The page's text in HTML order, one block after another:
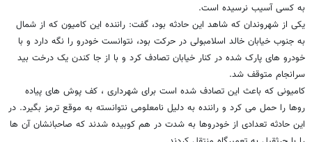
به کسی آسیب نرسیده است.
یکی از شهروندان که شاهد این حادثه بود، گفت: راننده این کامیون که از شمال
به جنوب خیابان خالد اسلامبولی در حرکت بود، نتوانست خودرو را نگه دارد و با
خودرو های پارک شده در کنار خیابان تصادف کرد و با از جا کندن یک درخت بید
سرانجام متوقف شد.
کامیونی که باعث این تصادف شده است برای شهرداری ، کف پوش های پیاده
روها را حمل می کرد و راننده به دلیل نامعلومی نتوانسته به موقع ترمز بگیرد. در
این حادثه تعدادی از خودروها به شدت در هم کوبیده شدند که صاحبانشان آن ها